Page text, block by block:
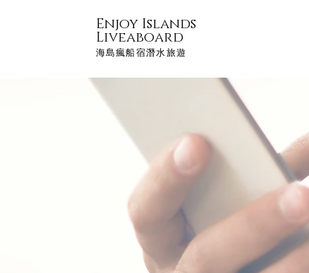
Enjoy Islands
Liveaboard
海島瘋船宿潛水旅遊